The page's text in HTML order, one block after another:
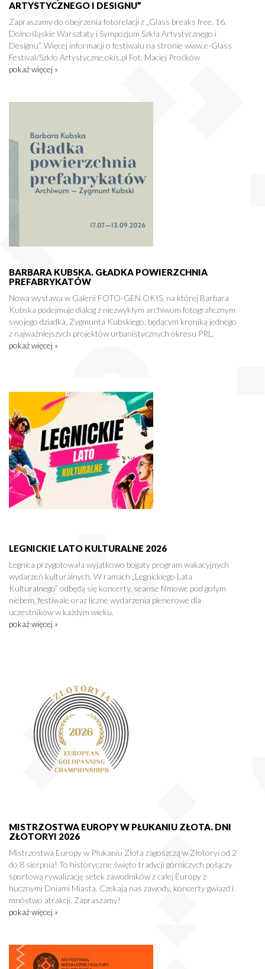
ARTYSTYCZNEGO I DESIGNU”
Zapraszamy do obejrzenia fotorelacji z „Glass breaks free. 16.
Dolnośląskie Warsztaty i Sympozjum Szkła Artystycznego i
Designu”. Więcej informacji o festiwalu na stronie www.e-Glass
Festival/Szkło Artystyczne.okis.pl Fot. Maciej Proćków
pokaż więcej »
BARBARA KUBSKA. GŁADKA POWIERZCHNIA
PREFABRYKATÓW
Nowa wystawa w Galerii FOTO-GEN OKIS, na której Barbara
Kubska podejmuje dialog z niezwykłym archiwum fotograficznym
swojego dziadka, Zygmunta Kubskiego, będącym kroniką jednego
z najważniejszych projektów urbanistycznych okresu PRL.
pokaż więcej »
LEGNICKIE LATO KULTURALNE 2026
Legnica przygotowała wyjątkowo bogaty program wakacyjnych
wydarzeń kulturalnych. W ramach „Legnickiego Lata
Kulturalnego” odbędą się koncerty, seanse filmowe pod gołym
niebem, festiwale oraz liczne wydarzenia plenerowe dla
uczestników w każdym wieku.
pokaż więcej »
MISTRZOSTWA EUROPY W PŁUKANIU ZŁOTA. DNI
ZŁOTORYI 2026
Mistrzostwa Europy w Płukaniu Złota zagoszczą w Złotoryi od 2
do 8 sierpnia! To historyczne święto tradycji górniczych połączy
sportową rywalizację setek zawodników z całej Europy z
hucznymi Dniami Miasta. Czekają nas zawody, koncerty gwiazd i
mnóstwo atrakcji. Zapraszamy!
pokaż więcej »